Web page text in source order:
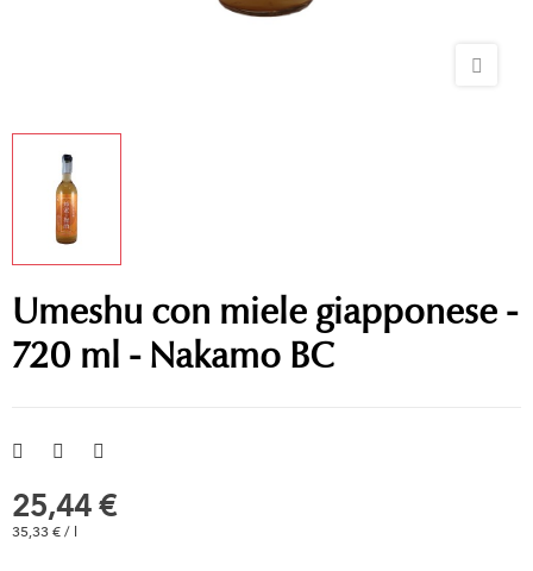
Umeshu con miele giapponese -
720 ml - Nakamo BC
25,44 €
35,33 € / l